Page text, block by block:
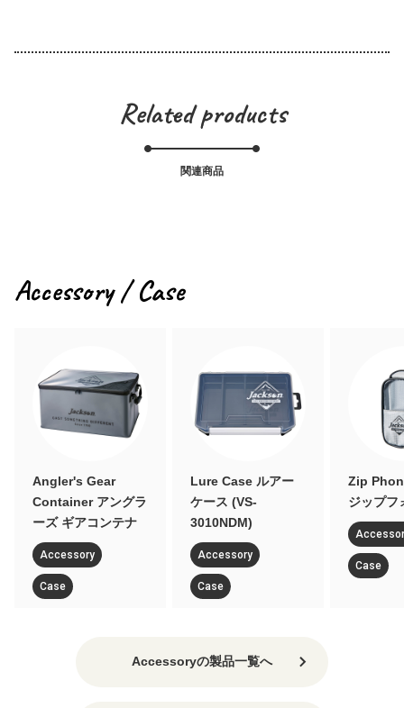
Related products
関連商品
Accessory / Case
Lure Case ルアー
ケース (VS-
3010NDM)
Accessory
Case
Zip Phone Poach
ジップフォンポーチ
Case
ズ
Accessoryの製品一覧へ